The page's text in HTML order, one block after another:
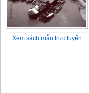
Xem sách mẫu trực tuyến